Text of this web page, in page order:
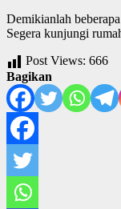
Demikianlah
Segera kunjungi
Post Views: 666
Bagikan